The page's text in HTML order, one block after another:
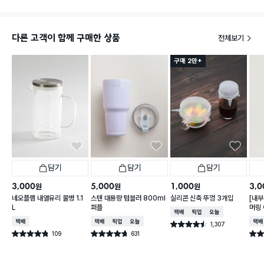
다른 고객이 함께 구매한 상품 전체보기
담기
3,000원
네오플램 내열유리 물병 1.1
L
택배배송
별점 4.8점 109
건 작성
담기
5,000원
스텐 대용량 텀블러 800ml
퍼플
택배배송매장픽업오늘배송
별점 4.7점 631
건 작성
구매 2만+
담기
1,000원
실리콘 신축 뚜껑 3개입
택배배송매장픽업오늘배송
별점 4.5점 1,307
건 작성
[내
머링
컵
택배
별점